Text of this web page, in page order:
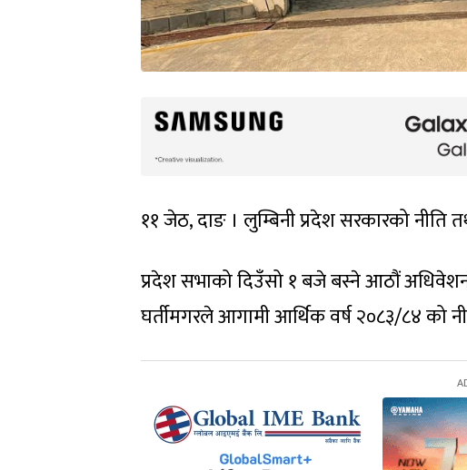
११ जेठ, दाङ । लुम्बिनी प्रदेश सरकारको नीति
प्रदेश सभाको दिउँसो १ बजे बस्ने आठौं
घर्तीमगरले आगामी आर्थिक वर्ष २०८३/८४ को